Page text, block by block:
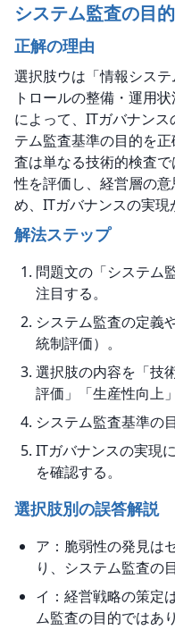
システム監査の目
正解の理由
選択肢ウは「情報シス
トロールの整備・運用
によって、ITガバナン
テム監査基準の目的を
査は単なる技術的検査
性を評価し、経営層の
め、ITガバナンスの実現
解法ステップ
問題文の「システム
注目する。
システム監査の定義
統制評価）。
選択肢の内容を「技
評価」「生産性向上
システム監査基準の
ITガバナンスの実現
を確認する。
選択肢別の誤答解説
ア：脆弱性の発見は
り、システム監査の
イ：経営戦略の策定
ム監査の目的ではあ